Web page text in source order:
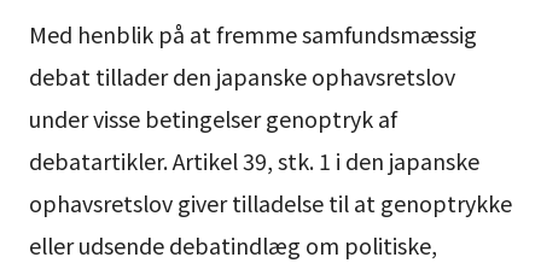
Med henblik på at fremme samfundsmæssig
debat tillader den japanske ophavsretslov
under visse betingelser genoptryk af
debatartikler. Artikel 39, stk. 1 i den japanske
ophavsretslov giver tilladelse til at genoptrykke
eller udsende debatindlæg om politiske,